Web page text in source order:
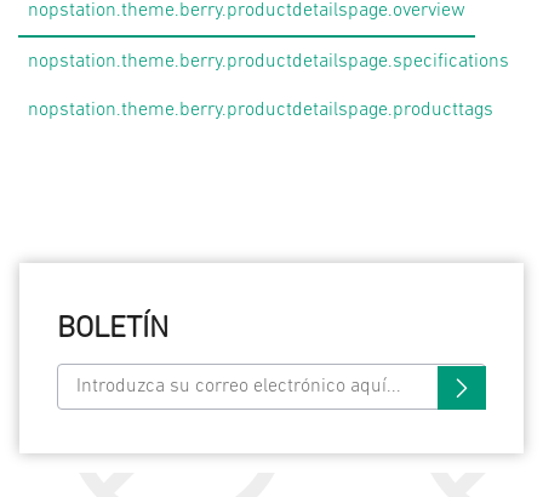
nopstation.theme.berry.productdetailspage.overview
nopstation.theme.berry.productdetailspage.specifications
nopstation.theme.berry.productdetailspage.producttags
BOLETÍN